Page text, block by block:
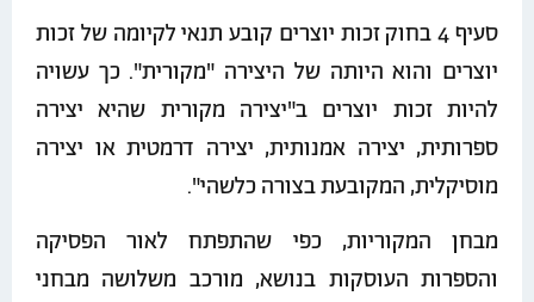
סעיף 4 בחוק זכות יוצרים קובע תנאי לקיומה של זכות
יוצרים והוא היותה של היצירה "מקורית". כך עשויה
להיות זכות יוצרים ב"יצירה מקורית שהיא יצירה
ספרותית, יצירה אמנותית, יצירה דרמטית או יצירה
מוסיקלית, המקובעת בצורה כלשהי".
מבחן המקוריות, כפי שהתפתח לאור הפסיקה
והספרות העוסקות בנושא, מורכב משלושה מבחני